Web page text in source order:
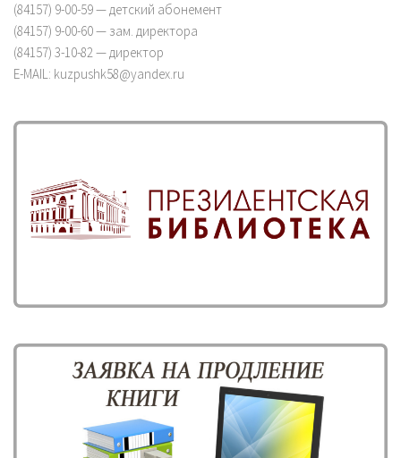
(84157) 9-00-59 — детский абонемент
(84157) 9-00-60 — зам. директора
(84157) 3-10-82 — директор
E-MAIL: kuzpushk58@yandex.ru